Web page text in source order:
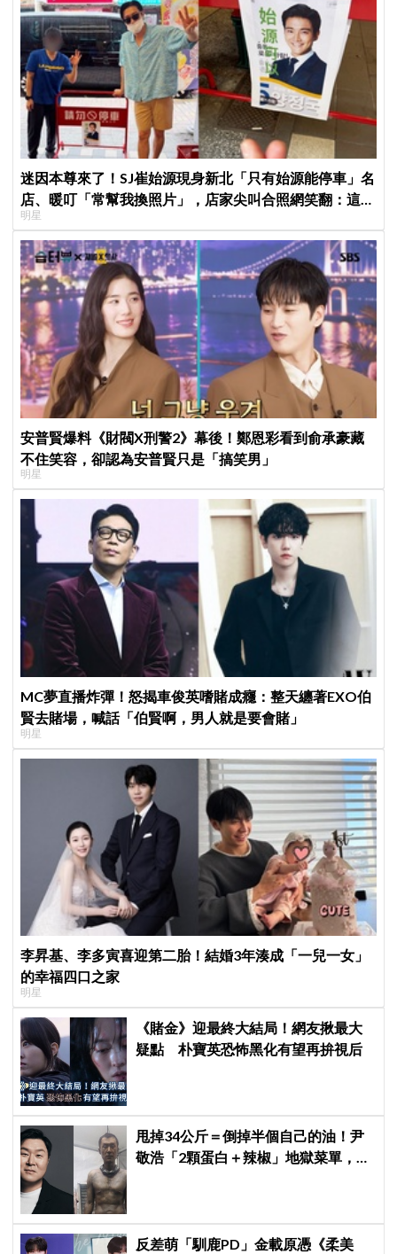
迷因本尊來了！SJ崔始源現身新北「只有始源能停車」名
店、暖叮「常幫我換照片」，店家尖叫合照網笑翻：這輩
子不能脫粉了
明星
安普賢爆料《財閥X刑警2》幕後！鄭恩彩看到俞承豪藏
不住笑容，卻認為安普賢只是「搞笑男」
明星
MC夢直播炸彈！怒揭車俊英嗜賭成癮：整天纏著EXO伯
賢去賭場，喊話「伯賢啊，男人就是要會賭」
明星
李昇基、李多寅喜迎第二胎！結婚3年湊成「一兒一女」
的幸福四口之家
明星
《賭金》迎最終大結局！網友揪最大
疑點 朴寶英恐怖黑化有望再拚視后
甩掉34公斤＝倒掉半個自己的油！尹
敬浩「2顆蛋白＋辣椒」地獄菜單，你
反差萌「馴鹿PD」金載原憑《柔美